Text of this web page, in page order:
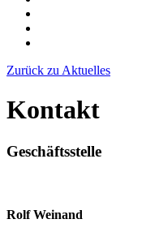
Zurück zu Aktuelles
Kontakt
Geschäftsstelle
Rolf Weinand